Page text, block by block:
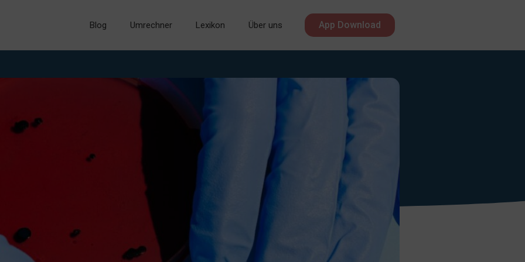
Blog Umrechner Lexikon Über uns App Download